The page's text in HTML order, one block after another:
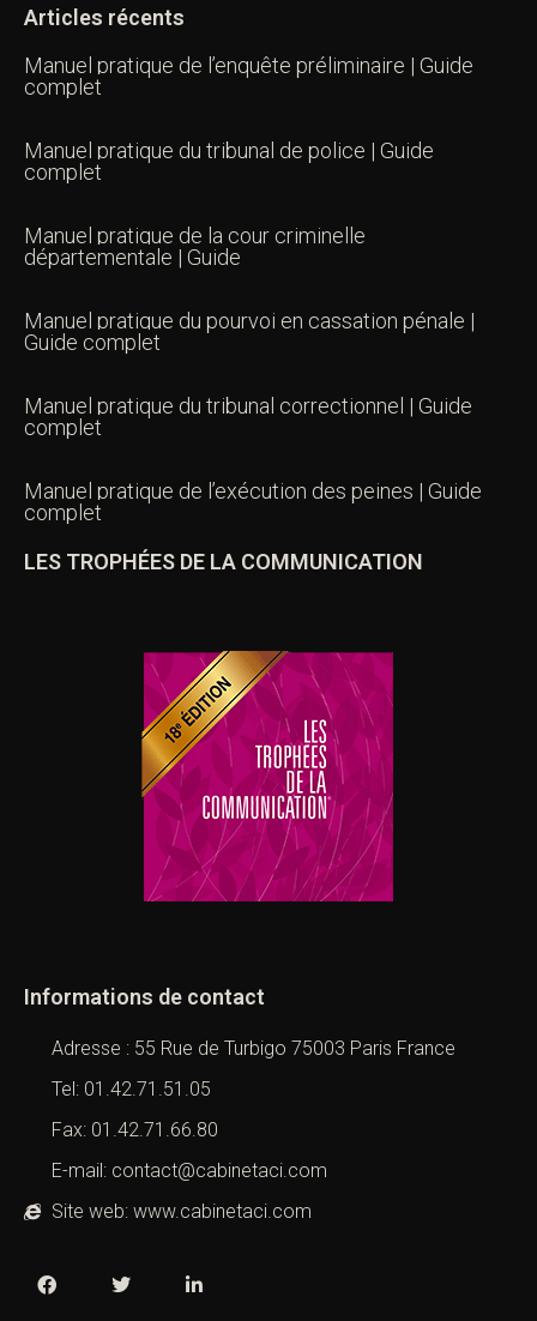
Articles récents
Manuel pratique de l’enquête préliminaire | Guide
complet
Manuel pratique du tribunal de police | Guide
complet
Manuel pratique de la cour criminelle
départementale | Guide
Manuel pratique du pourvoi en cassation pénale |
Guide complet
Manuel pratique du tribunal correctionnel | Guide
complet
Manuel pratique de l’exécution des peines | Guide
complet
LES TROPHÉES DE LA COMMUNICATION
Informations de contact
Adresse : 55 Rue de Turbigo 75003 Paris France
Tel: 01.42.71.51.05
Fax: 01.42.71.66.80
E-mail: contact@cabinetaci.com
Site web: www.cabinetaci.com